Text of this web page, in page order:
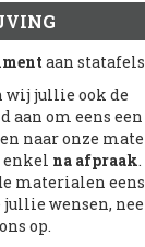
aan
wij jullie ook de
aan om eens
naar onze
enkel na afpraak
materialen
wensen,
op.